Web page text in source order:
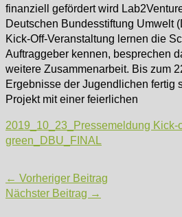
finanziell gefördert wird
Deutschen Bundesstiftung Umwelt
Kick-Off-Veranstaltung lernen die
Auftraggeber kennen, besprechen
weitere Zusammenarbeit. Bis zum
Ergebnisse der Jugendlichen fertig
Projekt mit einer feierlichen
2019_10_23_Pressemeldung Kick-
green_DBU_FINAL
Post
navigation
← Vorheriger Beitrag
Nächster Beitrag →